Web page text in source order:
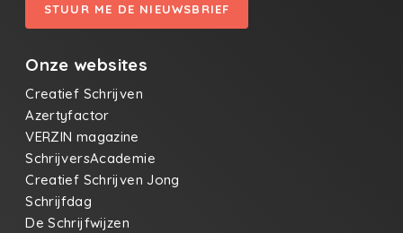
STUUR ME DE NIEUWSBRIEF
Onze websites
Creatief Schrijven
Azertyfactor
VERZIN magazine
SchrijversAcademie
Creatief Schrijven Jong
Schrijfdag
De Schrijfwijzen